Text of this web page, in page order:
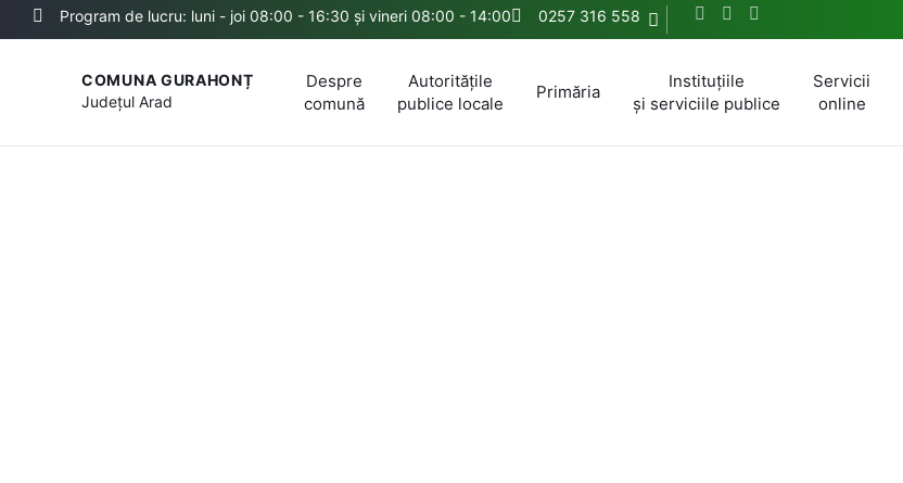
Program de lucru: luni - joi 08:00 - 16:30 și vineri 08:00 - 14:00 0257 316 558
COMUNA GURAHONȚ
JudețulArad
Despre
comună
Autoritățile
publice locale
Primăria
Instituțiile
și serviciile publice
Servicii
online